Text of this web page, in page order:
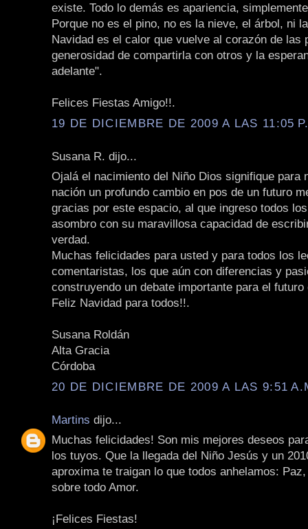
existe. Todo lo demás es apariencia,
Porque no es el pino, no es la nieve, el árbol, ni
Navidad es el calor que vuelve al corazón de las
generosidad de compartirla con otros y la
adelante".
Felices Fiestas Amigo!!.
19 DE DICIEMBRE DE 2009 A LAS 11:05
Susana R. dijo...
Ojalá el nacimiento del Niño Dios signifique para
nación un profundo cambio en pos de un futuro
gracias por este espacio, al que ingreso todos
asombro con su maravillosa capacidad de
verdad.
Muchas felicidades para usted y para todos los
comentaristas, los que aún con diferencias y
construyendo un debate importante para el
Feliz Navidad para todos!!.
Susana Roldán
Alta Gracia
Córdoba
20 DE DICIEMBRE DE 2009 A LAS 9:51
Martins dijo...
Muchas felicidades! Son mis mejores deseos
los tuyos. Que la llegada del Niño Jesús y un
aproxima te traigan lo que todos anhelamos:
sobre todo Amor.
¡Felices Fiestas!